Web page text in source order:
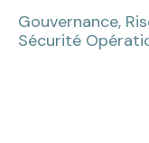
Gouvernance,
Sécurité